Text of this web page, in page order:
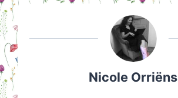
Nicole Orriëns